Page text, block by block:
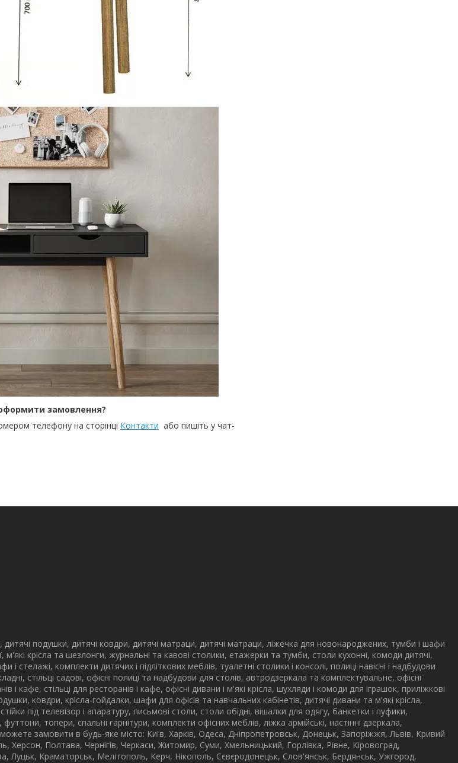
замовлення?
телефону на сторінці Контакти або пишіть у чат-
подушки, дитячі ковдри, дитячі матраци, дитячі матраци, ліжечка для новонароджених, тумби і шафи
крісла та шезлонги, журнальні та кавові столики, етажерки та тумби, столи кухонні, комоди дитячі,
і стелажі, комплекти дитячих і підліткових меблів, туалетні столики і консолі, полиці навісні і надбудови
стільці садові, офісні полиці та надбудови для столів, автродзеркала та комплектувальне, офісні
і кафе, стільці для ресторанів і кафе, офісні дивани і м'які крісла, шухляди і комоди для іграшок, приліжкові
ковдри, крісла-гойдалки, шафи для офісів та навчальних кабінетів, дитячі дивани та м'які крісла,
під телевізор і апаратуру, письмові столи, столи обідні, вішалки для одягу, банкетки і пуфики,
топери, спальні гарнітури, комплекти офісних меблів, ліжка армійські, настінні дзеркала,
замовити в будь-яке місто: Київ, Харків, Одеса, Дніпропетровськ, Донецьк, Запоріжжя, Львів, Кривий
Херсон, Полтава, Чернігів, Черкаси, Житомир, Суми, Хмельницький, Горлівка, Рівне, Кіровоград,
Луцьк, Краматорськ, Мелітополь, Керч, Нікополь, Сєвєродонецьк, Слов'янськ, Бердянськ, Ужгород,